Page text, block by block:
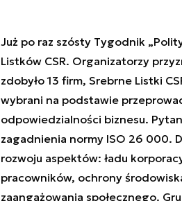
Już po raz szósty Tygodnik
Listków CSR. Organizatorzy
zdobyło 13 firm, Srebrne Listki
wybrani na podstawie
odpowiedzialności biznesu.
zagadnienia normy ISO 26 000.
rozwoju aspektów: ładu
pracowników, ochrony
zaangażowania społecznego.